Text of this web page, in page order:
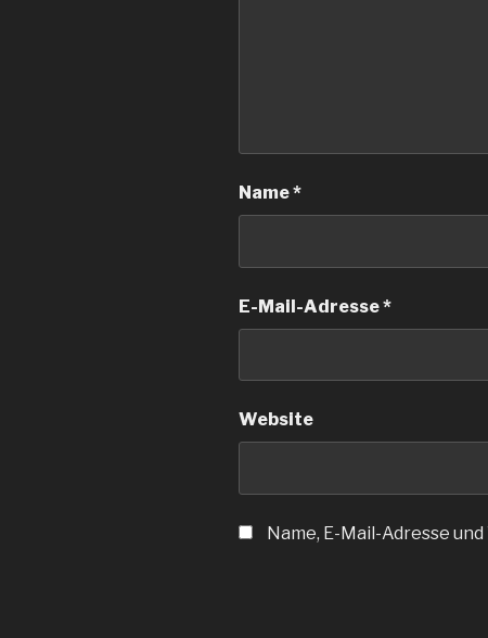
Name*
E-Mail-Adresse*
Website
Name, E-Mail-Adresse